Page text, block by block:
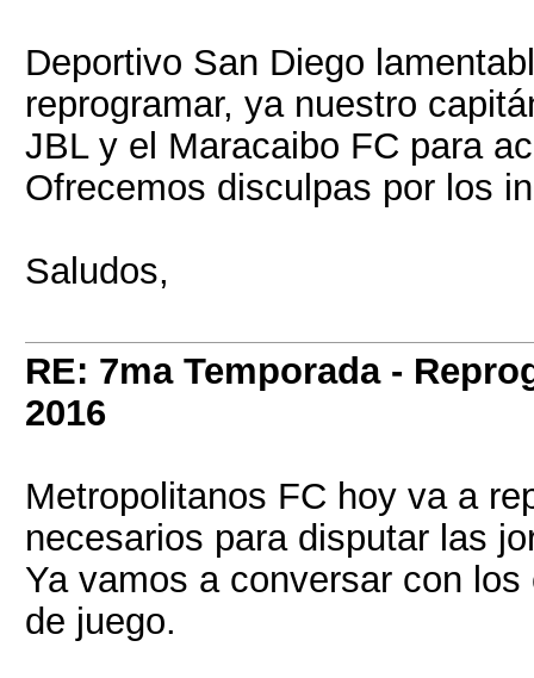
Deportivo San Diego
reprogramar, ya nuestro
JBL y el Maracaibo FC para
Ofrecemos disculpas por los
Saludos,
RE: 7ma Temporada -
2016
Metropolitanos FC hoy va a
necesarios para disputar las
Ya vamos a conversar con
de juego.